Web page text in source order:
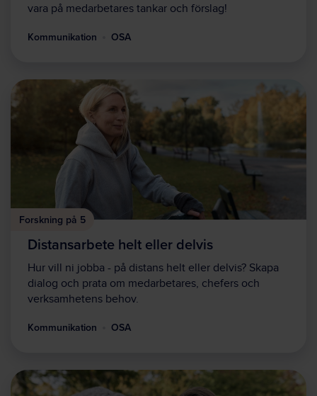
vara på medarbetares tankar och förslag!
Kommunikation OSA
Forskning på 5
Distansarbete helt eller delvis
Hur vill ni jobba - på distans helt eller delvis? Skapa
dialog och prata om medarbetares, chefers och
verksamhetens behov.
Kommunikation OSA